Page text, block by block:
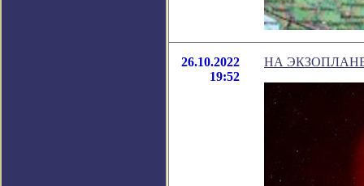
26.10.2022
19:52
НА